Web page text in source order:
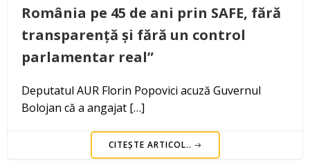
România pe 45 de ani prin SAFE, fără
transparență și fără un control
parlamentar real”
Deputatul AUR Florin Popovici acuză Guvernul
Bolojan că a angajat […]
CITEȘTE ARTICOL..